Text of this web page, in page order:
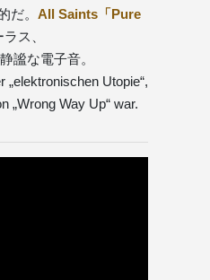
だ。 All Saints「Pure
ス、
謐な電子音。
„elektronischen Utopie“,
„Wrong Way Up“ war.